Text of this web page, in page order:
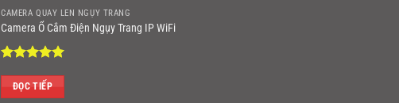
CAMERA QUAY LÉN NGỤY TRANG
Camera Ổ Cắm Điện Ngụy Trang IP WiFi
hạng55
sao
ĐỌC TIẾP